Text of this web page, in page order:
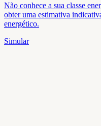
Não conhece a sua classe
obter uma estimativa
energético.
Simular